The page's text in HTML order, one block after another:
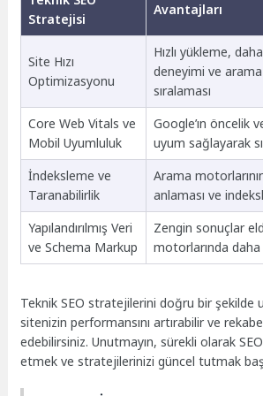
Stratejisi
Avantajları
Site Hızı
Optimizasyonu
Hızlı yükleme,
deneyimi ve
sıralaması
Core Web Vitals ve
Mobil Uyumluluk
Google’ın öncelik
uyum sağlayarak
İndeksleme ve
Taranabilirlik
Arama
anlaması ve
Yapılandırılmış Veri
ve Schema Markup
Zengin sonuçlar
motorlarında
Teknik SEO stratejilerini doğru bir şekilde
sitenizin performansını artırabilir ve
edebilirsiniz. Unutmayın, sürekli olarak
etmek ve stratejilerinizi güncel tutmak